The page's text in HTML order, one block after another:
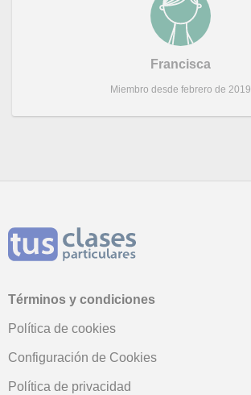
Francisca
Miembro desde febrero de 2019
Términos y condiciones
Política de cookies
Configuración de Cookies
Política de privacidad